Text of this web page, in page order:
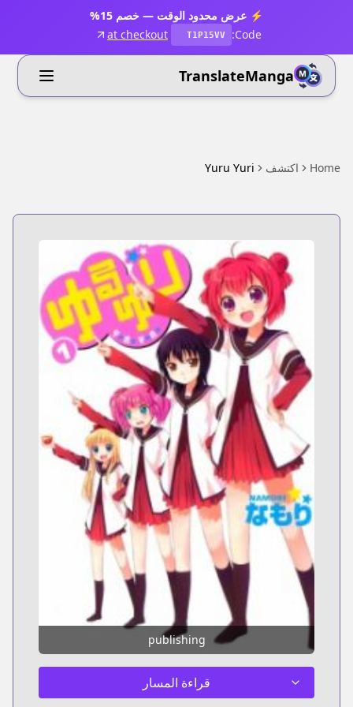
⚡ عرض محدود الوقت — خصم 15%
Code:
T1P15VV
at checkout
TranslateManga
Home اكتشف Yuru Yuri
publishing
قراءة المسار